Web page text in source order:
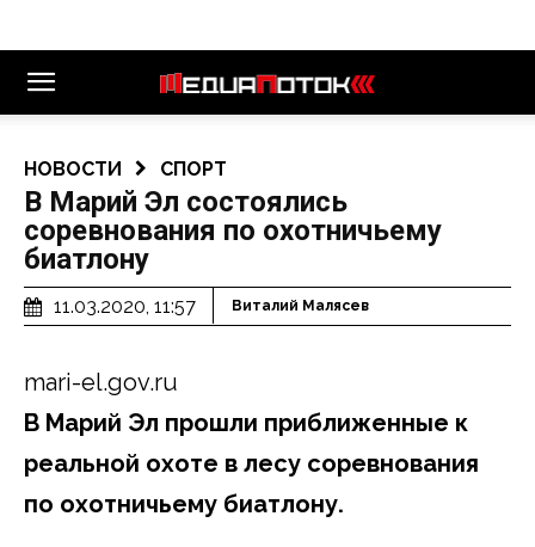
НОВОСТИ СПОРТ
В Марий Эл состоялись
соревнования по охотничьему
биатлону
11.03.2020, 11:57 Виталий Малясев
mari-el.gov.ru
В Марий Эл прошли приближенные к
реальной охоте в лесу соревнования
по охотничьему биатлону.